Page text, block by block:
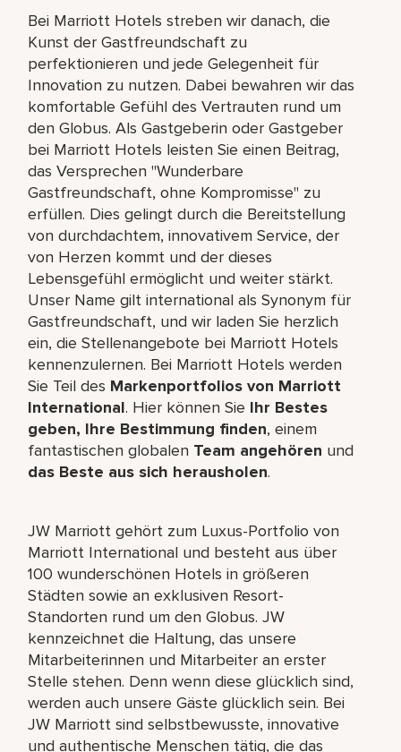
Bei Marriott Hotels streben wir danach, die
Kunst der Gastfreundschaft zu
perfektionieren und jede Gelegenheit für
Innovation zu nutzen. Dabei bewahren wir das
komfortable Gefühl des Vertrauten rund um
den Globus. Als Gastgeberin oder Gastgeber
bei Marriott Hotels leisten Sie einen Beitrag,
das Versprechen "Wunderbare
Gastfreundschaft, ohne Kompromisse" zu
erfüllen. Dies gelingt durch die Bereitstellung
von durchdachtem, innovativem Service, der
von Herzen kommt und der dieses
Lebensgefühl ermöglicht und weiter stärkt.
Unser Name gilt international als Synonym für
Gastfreundschaft, und wir laden Sie herzlich
ein, die Stellenangebote bei Marriott Hotels
kennenzulernen. Bei Marriott Hotels werden
Sie Teil des Markenportfolios von Marriott
International. Hier können Sie Ihr Bestes
geben, Ihre Bestimmung finden, einem
fantastischen globalen Team angehören und
das Beste aus sich herausholen.
JW Marriott gehört zum Luxus-Portfolio von
Marriott International und besteht aus über
100 wunderschönen Hotels in größeren
Städten sowie an exklusiven Resort-
Standorten rund um den Globus. JW
kennzeichnet die Haltung, das unsere
Mitarbeiterinnen und Mitarbeiter an erster
Stelle stehen. Denn wenn diese glücklich sind,
werden auch unsere Gäste glücklich sein. Bei
JW Marriott sind selbstbewusste, innovative
und authentische Menschen tätig, die das